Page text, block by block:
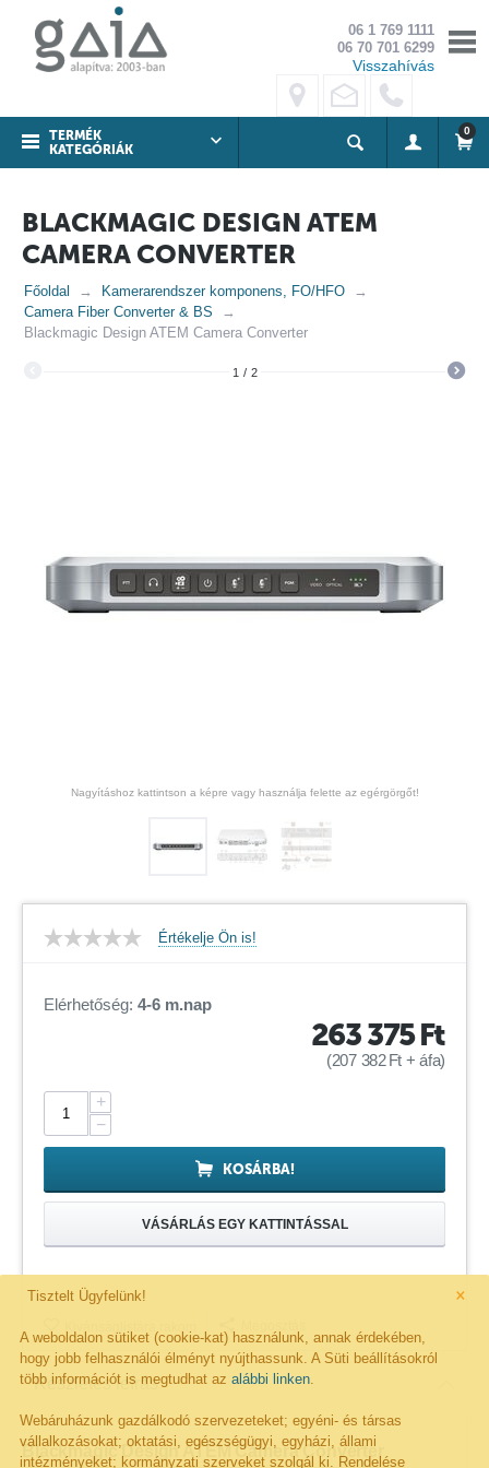
×
Tisztelt Ügyfelünk!
A weboldalon sütiket (cookie-kat) használunk, annak érdekében,
hogy jobb felhasználói élményt nyújthassunk. A Süti beállításokról
több információt is megtudhat az alábbi linken
Webáruházunk gazdálkodó szervezeteket; egyéni- és társas
vállalkozásokat; oktatási, egészségügyi, egyházi, állami
intézményeket; kormányzati szerveket szolgál ki. Rendelése
06 1 769 1111
06 70 701 6299
Visszahívás
TERMÉK
KATEGÓRIÁK
0
BLACKMAGIC DESIGN ATEM
CAMERA CONVERTER
Főoldal
Kamerarendszer komponens, FO/HFO
Camera Fiber Converter & BS
Blackmagic Design ATEM Camera Converter
1 / 2
Nagyításhoz kattintson a képre vagy használja felette az egérgörgőt!
Értékelje Ön is!
Elérhetőség: 4-6 m.nap
263 375Ft
(207 382Ft + áfa)
+
−
KOSÁRBA!
VÁSÁRLÁS EGY KATTINTÁSSAL
Részletes leírás
Blackmagic Design ATEM Camera Converter